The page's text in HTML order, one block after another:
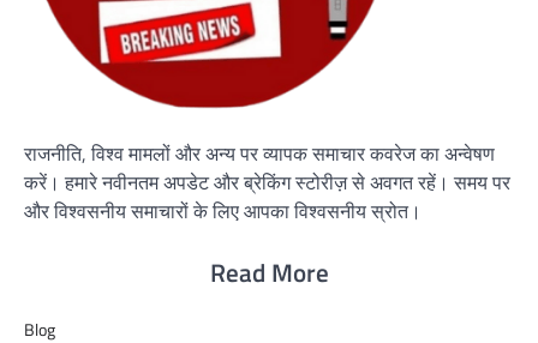
राजनीति, विश्व मामलों और अन्य पर व्यापक समाचार कवरेज का अन्वेषण
करें। हमारे नवीनतम अपडेट और ब्रेकिंग स्टोरीज़ से अवगत रहें। समय पर
और विश्वसनीय समाचारों के लिए आपका विश्वसनीय स्रोत।
Read More
Blog